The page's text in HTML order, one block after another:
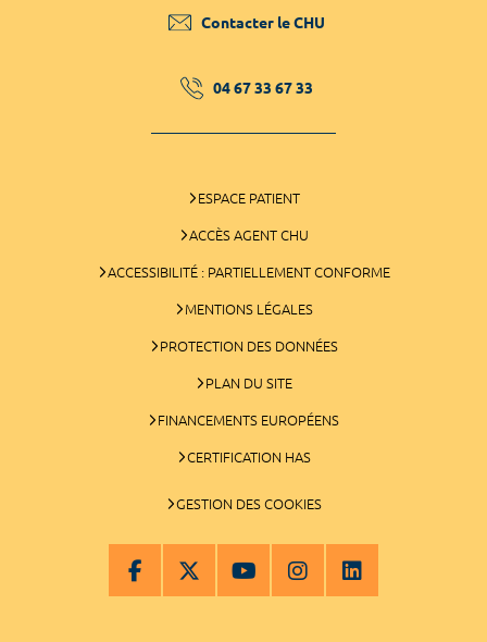
Contacter le CHU
04 67 33 67 33
ESPACE PATIENT
ACCÈS AGENT CHU
ACCESSIBILITÉ : PARTIELLEMENT CONFORME
MENTIONS LÉGALES
PROTECTION DES DONNÉES
PLAN DU SITE
FINANCEMENTS EUROPÉENS
CERTIFICATION HAS
GESTION DES COOKIES